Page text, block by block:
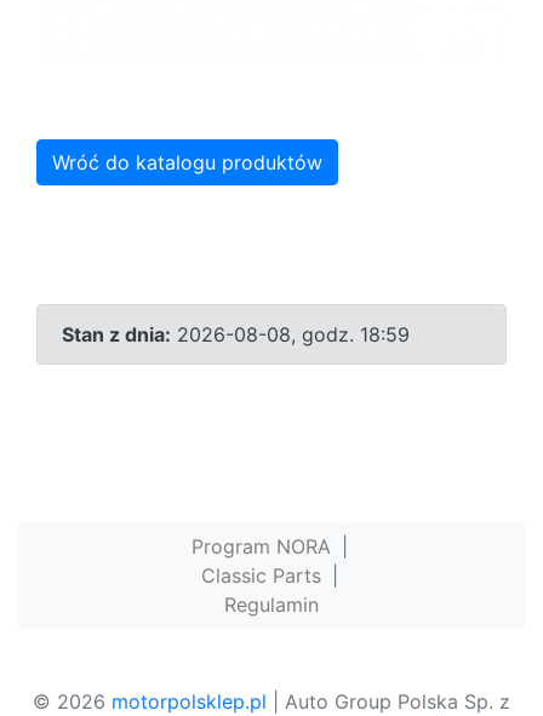
Wróć do katalogu produktów
Stan z dnia: 2026-08-08, godz. 18:59
Program NORA
Classic Parts
Regulamin
© 2026 motorpolsklep.pl | Auto Group Polska Sp. z